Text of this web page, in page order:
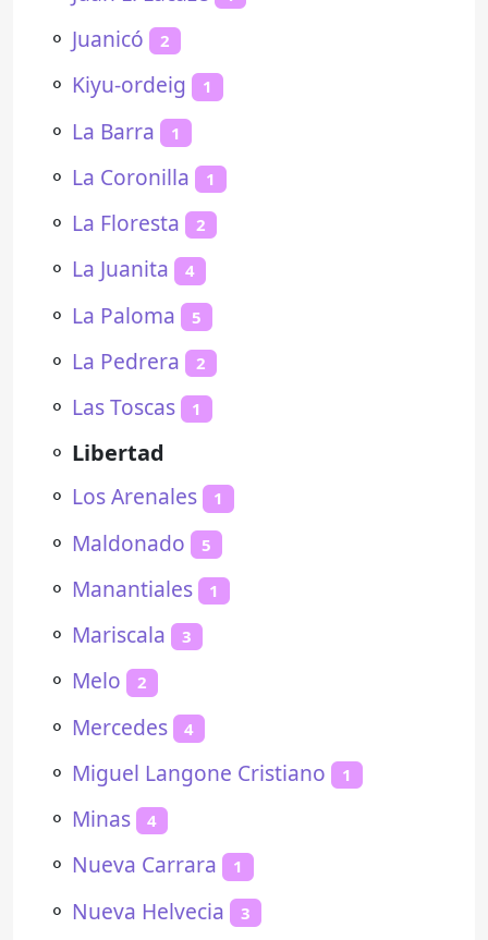
⚬ Juanicó 2
⚬ Kiyu-ordeig 1
⚬ La Barra 1
⚬ La Coronilla 1
⚬ La Floresta 2
⚬ La Juanita 4
⚬ La Paloma 5
⚬ La Pedrera 2
⚬ Las Toscas 1
⚬ Libertad
⚬ Los Arenales 1
⚬ Maldonado 5
⚬ Manantiales 1
⚬ Mariscala 3
⚬ Melo 2
⚬ Mercedes 4
⚬ Miguel Langone Cristiano 1
⚬ Minas 4
⚬ Nueva Carrara 1
⚬ Nueva Helvecia 3